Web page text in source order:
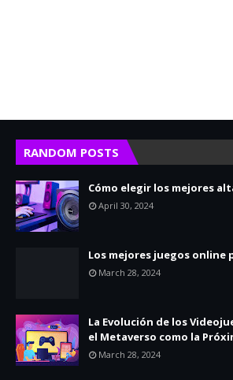
RANDOM POSTS
Cómo elegir los mejores
April 30, 2024
Los mejores juegos online
March 28, 2024
La Evolución de los
el Metaverso como la
March 28, 2024